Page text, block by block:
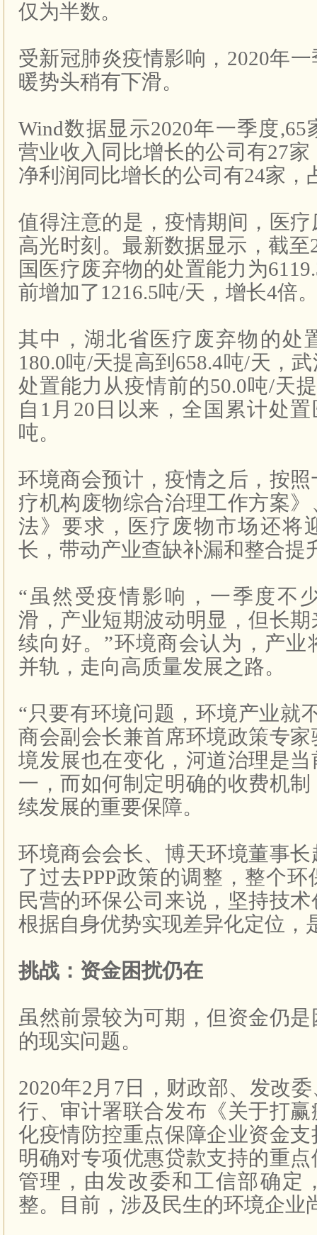
仅为半数。
受新冠肺炎疫情影响，2020年
暖势头稍有下滑。
Wind数据显示2020年一季度
营业收入同比增长的公司有27家
净利润同比增长的公司有24家，
值得注意的是，疫情期间，医
高光时刻。最新数据显示，截至
国医疗废弃物的处置能力为
前增加了1216.5吨/天，增长4倍
其中，湖北省医疗废弃物的处
180.0吨/天提高到658.4吨/天，
处置能力从疫情前的50.0吨/天
自1月20日以来，全国累计处
吨。
环境商会预计，疫情之后，按
疗机构废物综合治理工作方案
法》要求，医疗废物市场还将
长，带动产业查缺补漏和整合提
“虽然受疫情影响，一季度不
滑，产业短期波动明显，但长
续向好。”环境商会认为，产业
并轨，走向高质量发展之路。
“只要有环境问题，环境产业就
商会副会长兼首席环境政策专
境发展也在变化，河道治理是
一，而如何制定明确的收费机
续发展的重要保障。
环境商会会长、博天环境董事
了过去PPP政策的调整，整个
民营的环保公司来说，坚持技
根据自身优势实现差异化定位，
挑战：资金困扰仍在
虽然前景较为可期，但资金仍
的现实问题。
2020年2月7日，财政部、发改
行、审计署联合发布《关于打
化疫情防控重点保障企业资金
明确对专项优惠贷款支持的重
管理，由发改委和工信部确定
整。目前，涉及民生的环境企业